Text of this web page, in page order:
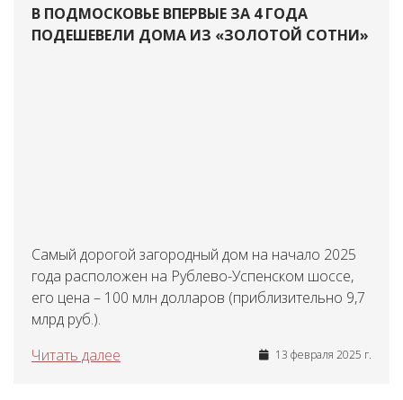
В ПОДМОСКОВЬЕ ВПЕРВЫЕ ЗА 4 ГОДА
ПОДЕШЕВЕЛИ ДОМА ИЗ «ЗОЛОТОЙ СОТНИ»
Самый дорогой загородный дом на начало 2025
года расположен на Рублево-Успенском шоссе,
его цена – 100 млн долларов (приблизительно 9,7
млрд руб.).
Читать далее
13 февраля 2025 г.